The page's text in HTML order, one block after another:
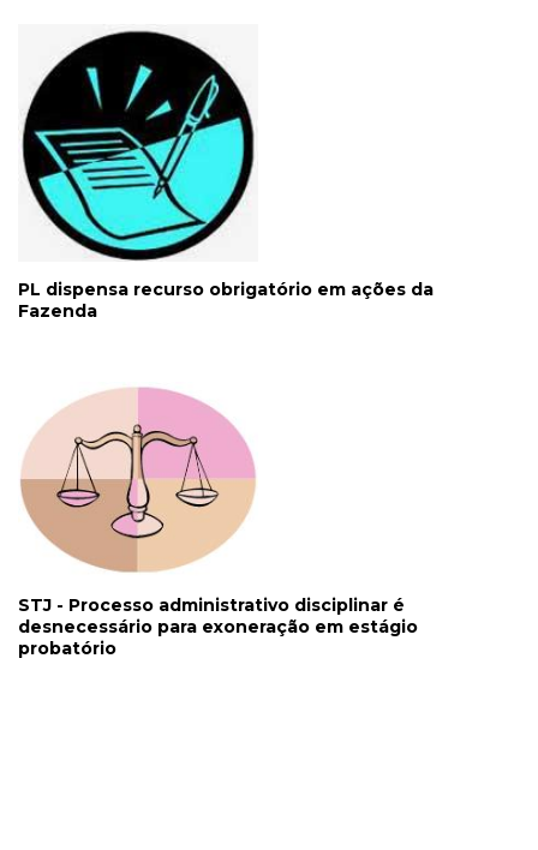
PL dispensa recurso obrigatório em ações da
Fazenda
STJ - Processo administrativo disciplinar é
desnecessário para exoneração em estágio
probatório